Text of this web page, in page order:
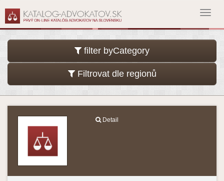
filter byCategory
Filtrovat dle regionů
Detail